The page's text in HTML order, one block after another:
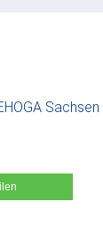
Sachsen